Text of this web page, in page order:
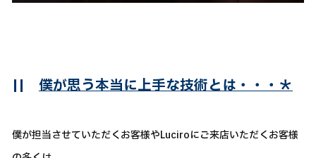
|| 僕が思う本当に上手な技術とは・・・＊
僕が担当させていただくお客様やLuciroにご来店いただくお客様